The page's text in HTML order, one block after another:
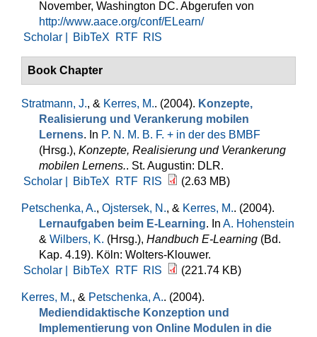
November, Washington DC. Abgerufen von
http://www.aace.org/conf/ELearn/
Scholar |
BibTeX RTF RIS
Book Chapter
Stratmann, J., & Kerres, M.. (2004). Konzepte,
Realisierung und Verankerung mobilen
Lernens. In P. N. M. B. F. + in der des BMBF
(Hrsg.), Konzepte, Realisierung und Verankerung
mobilen Lernens.. St. Augustin: DLR.
Scholar |
BibTeX RTF RIS (2.63 MB)
Petschenka, A., Ojstersek, N., & Kerres, M.. (2004).
Lernaufgaben beim E-Learning. In A. Hohenstein
& Wilbers, K. (Hrsg.), Handbuch E-Learning (Bd.
Kap. 4.19). Köln: Wolters-Klouwer.
Scholar |
BibTeX RTF RIS (221.74 KB)
Kerres, M., & Petschenka, A.. (2004).
Mediendidaktische Konzeption und
Implementierung von Online Modulen in die